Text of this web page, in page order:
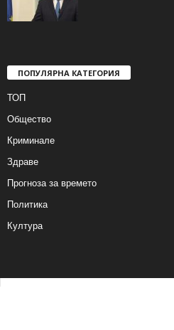
ПОПУЛЯРНА КАТЕГОРИЯ
ТОП
Общество
Криминале
Здраве
Прогноза за времето
Политика
Култура